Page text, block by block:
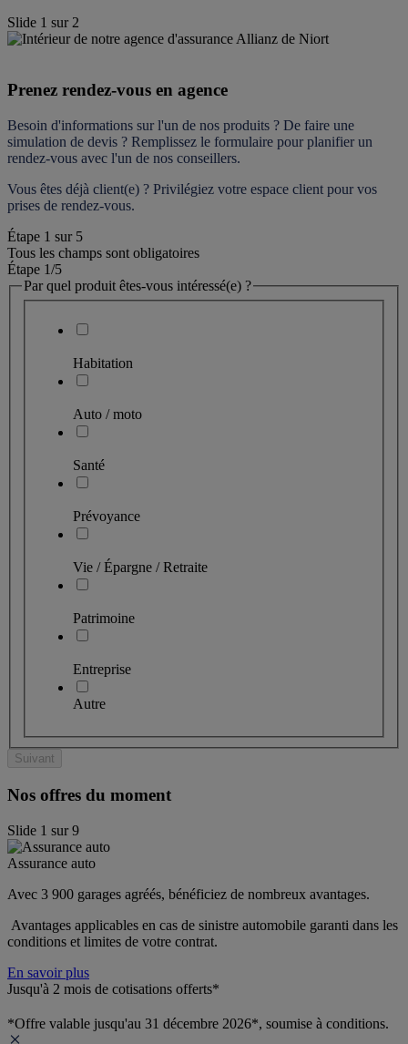
Slide 1 sur 2
Prenez rendez-vous en agence
Besoin d'informations sur l'un de nos produits ? De faire une
simulation de devis ? Remplissez le formulaire pour planifier un
rendez-vous avec l'un de nos conseillers.
Vous êtes déjà client(e) ? Privilégiez votre espace client pour vos
prises de rendez-vous.
Étape 1 sur 5
Tous les champs sont obligatoires
Étape 1/5
Par quel produit êtes-vous intéressé(e) ?
Habitation
Auto / moto
Santé
Prévoyance
Vie / Épargne / Retraite
Patrimoine
Entreprise
Autre
Suivant
Nos offres du moment
Slide 1 sur9
Assurance auto
Avec 3 900 garages agréés, bénéficiez de nombreux avantages.
Avantages applicables en cas de sinistre automobile garanti dans les
conditions et limites de votre contrat.
En savoir plus
Jusqu'à 2 mois de cotisations offerts*
*Offre valable jusqu'au 31 décembre 2026*, soumise à conditions.